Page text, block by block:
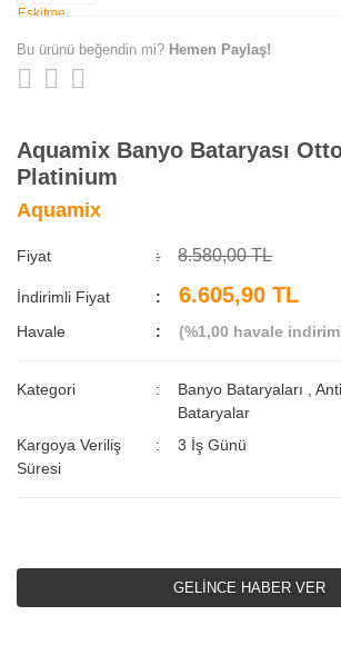
Bu ürünü beğendin mi? Hemen Paylaş!
Aquamix Banyo Bataryası
Platinium
Aquamix
Fiyat 8.580,00 TL
İndirimli Fiyat 6.605,90 TL
Havale (%1,00 havale
Kategori Banyo Bataryaları ,
Bataryalar
Kargoya Veriliş
Süresi
3 İş Günü
GELİNCE HABER VER